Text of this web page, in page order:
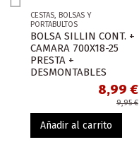
CESTAS, BOLSAS Y
PORTABULTOS
BOLSA SILLIN CONT. +
CAMARA 700X18-25
PRESTA +
DESMONTABLES
8,99 €
9,95 €
Añadir al carrito